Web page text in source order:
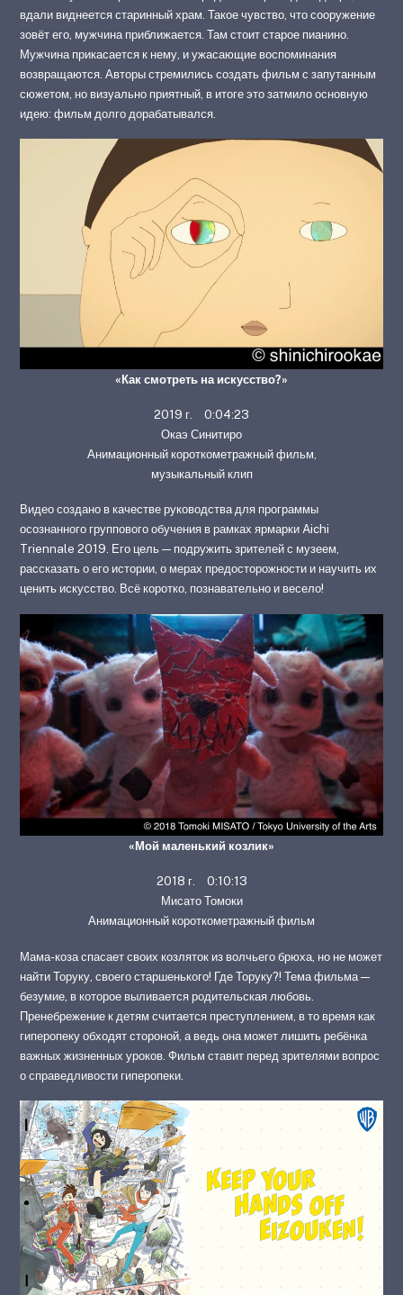
вдали виднеется старинный храм. Такое чувство, что сооружение
зовёт его, мужчина приближается. Там стоит старое пианино.
Мужчина прикасается к нему, и ужасающие воспоминания
возвращаются. Авторы стремились создать фильм с запутанным
сюжетом, но визуально приятный, в итоге это затмило основную
идею: фильм долго дорабатывался.
«Как смотреть на искусство?»
2019 г. 0:04:23
Окаэ Синитиро
Анимационный короткометражный фильм,
музыкальный клип
Видео создано в качестве руководства для программы
осознанного группового обучения в рамках ярмарки Aichi
Triennale 2019. Его цель — подружить зрителей с музеем,
рассказать о его истории, о мерах предосторожности и научить их
ценить искусство. Всё коротко, познавательно и весело!
«Мой маленький козлик»
2018 г. 0:10:13
Мисато Томоки
Анимационный короткометражный фильм
Мама-коза спасает своих козляток из волчьего брюха, но не может
найти Торуку, своего старшенького! Где Торуку?! Тема фильма —
безумие, в которое выливается родительская любовь.
Пренебрежение к детям считается преступлением, в то время как
гиперопеку обходят стороной, а ведь она может лишить ребёнка
важных жизненных уроков. Фильм ставит перед зрителями вопрос
о справедливости гиперопеки.